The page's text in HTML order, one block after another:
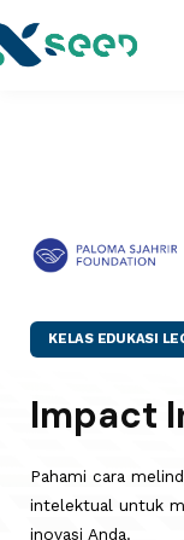
KELAS EDUKASI
Impact
Pahami cara
intelektual untuk
inovasi Anda.